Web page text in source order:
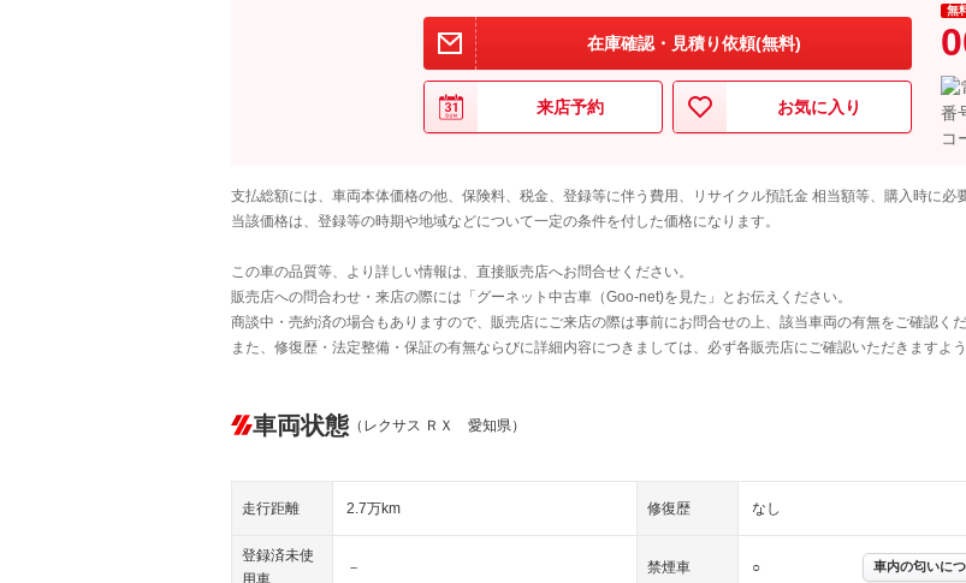
在庫確認・見積り依頼(無料)
来店予約 お気に入り
無
支払総額には、車両本体価格の他、保険料、税金、登録等に伴う費用、リサイクル預託金 相当額等、購入時に必
当該価格は、登録等の時期や地域などについて一定の条件を付した価格になります。
この車の品質等、より詳しい情報は、直接販売店へお問合せください。
販売店への問合わせ・来店の際には「グーネット中古車（Goo-net)を見た」とお伝えください。
商談中・売約済の場合もありますので、販売店にご来店の際は事前にお問合せの上、該当車両の有無をご確認くだ
また、修復歴・法定整備・保証の有無ならびに詳細内容につきましては、必ず各販売店にご確認いただきますよう
車両状態 （レクサス ＲＸ 愛知県）
走行距離 2.7万km 修復歴 なし
登録済未使
用車
－ 禁煙車 ○ 車内の匂いに